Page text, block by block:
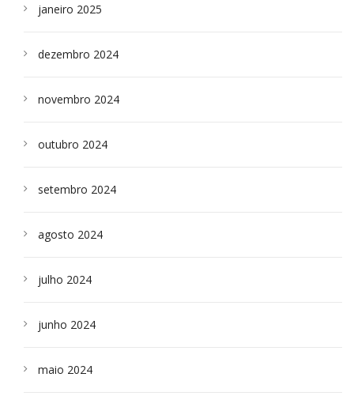
janeiro 2025
dezembro 2024
novembro 2024
outubro 2024
setembro 2024
agosto 2024
julho 2024
junho 2024
maio 2024